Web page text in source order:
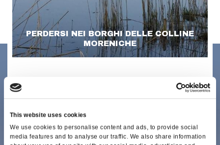
This website uses cookies
We use cookies to personalise content and ads, to provide social
media features and to analyse our traffic. We also share information
PERDERSI NEI BORGHI DELLE COLLINE
MORENICHE